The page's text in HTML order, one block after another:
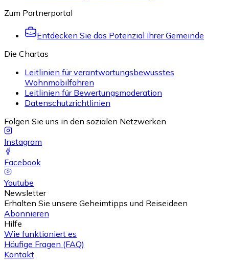
Zum Partnerportal
Entdecken Sie das Potenzial Ihrer Gemeinde
Die Chartas
Leitlinien für verantwortungsbewusstes
Wohnmobilfahren
Leitlinien für Bewertungsmoderation
Datenschutzrichtlinien
Folgen Sie uns in den sozialen Netzwerken
Instagram
Facebook
Youtube
Newsletter
Erhalten Sie unsere Geheimtipps und Reiseideen
Abonnieren
Hilfe
Wie funktioniert es
Häufige Fragen (FAQ)
Kontakt